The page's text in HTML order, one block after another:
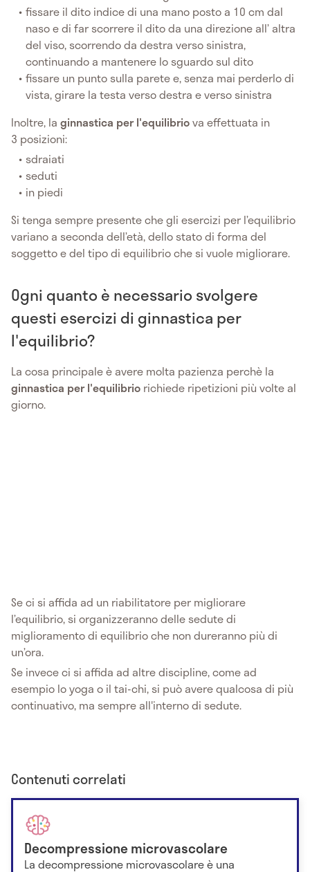
fissare il dito indice di una mano posto a 10 cm dal
naso e di far scorrere il dito da una direzione all’ altra
del viso, scorrendo da destra verso sinistra,
continuando a mantenere lo sguardo sul dito
fissare un punto sulla parete e, senza mai perderlo di
vista, girare la testa verso destra e verso sinistra
Inoltre, la ginnastica per l'equilibriova effettuata in
3 posizioni:
sdraiati
seduti
in piedi
Si tenga sempre presente che gli esercizi per l’equilibrio
variano a seconda dell’età, dello stato di forma del
soggetto e del tipo di equilibrio che si vuole migliorare.
Ogni quanto è necessario svolgere
questi esercizi di ginnastica per
l'equilibrio?
La cosa principale è avere molta pazienza perchè la
ginnastica per l'equilibrio richiede ripetizioni più volte al
giorno.
Se ci si affida ad un riabilitatore per migliorare
l’equilibrio, si organizzeranno delle sedute di
miglioramento di equilibrio che non dureranno più di
un’ora.
Se invece ci si affida ad altre discipline, come ad
esempio lo yoga o il tai-chi, si può avere qualcosa di più
continuativo, ma sempre all'interno di sedute.
Contenuti correlati
Decompressione microvascolare
La decompressione microvascolare è una